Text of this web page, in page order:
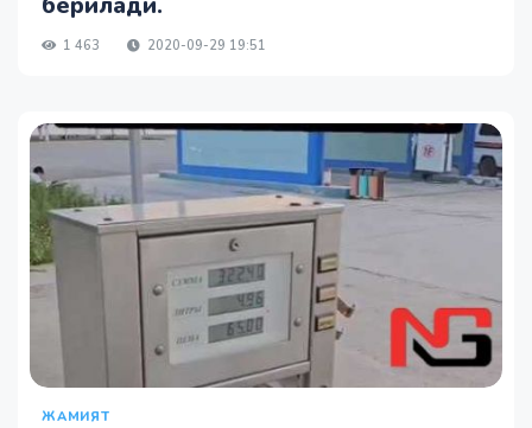
1 463 2020-09-29 19:51
ЖАМИЯТ